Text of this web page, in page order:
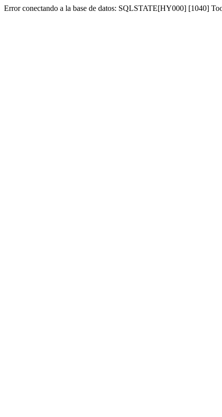
Error conectando a la base de datos: SQLSTATE[HY000] [1040]